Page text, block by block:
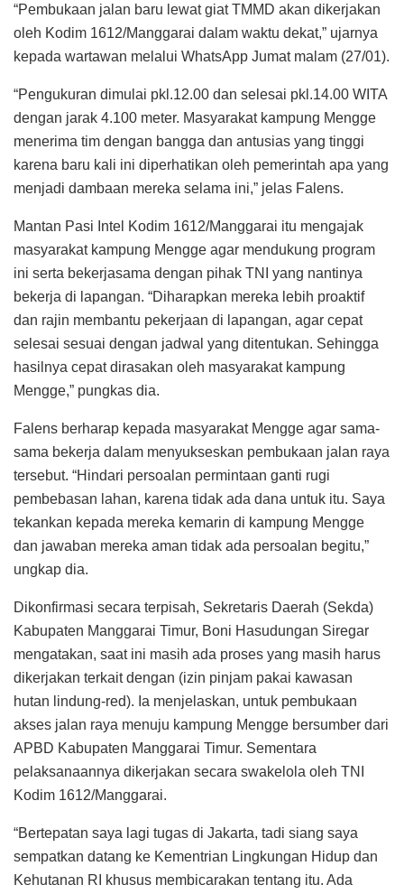
“Pembukaan jalan baru lewat giat TMMD akan dikerjakan
oleh Kodim 1612/Manggarai dalam waktu dekat,” ujarnya
kepada wartawan melalui WhatsApp Jumat malam (27/01).
“Pengukuran dimulai pkl.12.00 dan selesai pkl.14.00 WITA
dengan jarak 4.100 meter. Masyarakat kampung Mengge
menerima tim dengan bangga dan antusias yang tinggi
karena baru kali ini diperhatikan oleh pemerintah apa yang
menjadi dambaan mereka selama ini,” jelas Falens.
Mantan Pasi Intel Kodim 1612/Manggarai itu mengajak
masyarakat kampung Mengge agar mendukung program
ini serta bekerjasama dengan pihak TNI yang nantinya
bekerja di lapangan. “Diharapkan mereka lebih proaktif
dan rajin membantu pekerjaan di lapangan, agar cepat
selesai sesuai dengan jadwal yang ditentukan. Sehingga
hasilnya cepat dirasakan oleh masyarakat kampung
Mengge,” pungkas dia.
Falens berharap kepada masyarakat Mengge agar sama-
sama bekerja dalam menyukseskan pembukaan jalan raya
tersebut. “Hindari persoalan permintaan ganti rugi
pembebasan lahan, karena tidak ada dana untuk itu. Saya
tekankan kepada mereka kemarin di kampung Mengge
dan jawaban mereka aman tidak ada persoalan begitu,”
ungkap dia.
Dikonfirmasi secara terpisah, Sekretaris Daerah (Sekda)
Kabupaten Manggarai Timur, Boni Hasudungan Siregar
mengatakan, saat ini masih ada proses yang masih harus
dikerjakan terkait dengan (izin pinjam pakai kawasan
hutan lindung-red). Ia menjelaskan, untuk pembukaan
akses jalan raya menuju kampung Mengge bersumber dari
APBD Kabupaten Manggarai Timur. Sementara
pelaksanaannya dikerjakan secara swakelola oleh TNI
Kodim 1612/Manggarai.
“Bertepatan saya lagi tugas di Jakarta, tadi siang saya
sempatkan datang ke Kementrian Lingkungan Hidup dan
Kehutanan RI khusus membicarakan tentang itu. Ada